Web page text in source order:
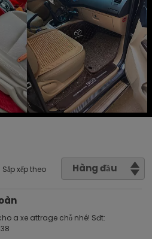
Sắp xếp theo Hàng đầu
a xe attrage chỗ nhé! Sđt: